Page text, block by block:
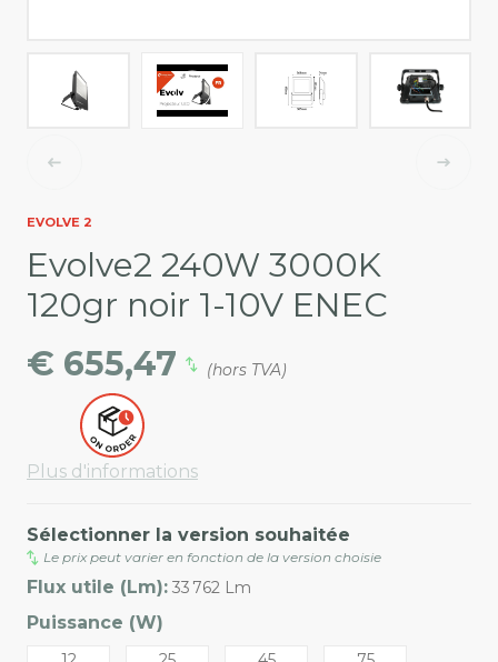
EVOLVE 2
Evolve2 240W 3000K
120gr noir 1-10V ENEC
€ 655,47
(hors TVA)
Plus d'informations
Sélectionner la version souhaitée
Le prix peut varier en fonction de la version choisie
Flux utile (Lm): 33 762 Lm
Puissance (W)